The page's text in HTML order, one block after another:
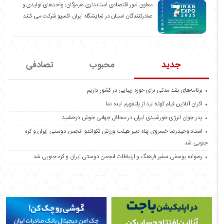
معاون امور اقتصادی استانداری هرمزگان: واحدهای تولیدی و
صادرکنندگان استان در نمایشگاه ایران اکسپو شرکت می کنند
جدید محبوب تصادفی
برنامه‌های بلند مدتی برای حوزه زیبایی در کشور داریم
اکران آنلاین فیلم کوتاه لید از پلتفورم ایده نما
پدر جوان انرژی خورشیدی ایران در محافل جهانی خوش درخشید
استاد وحیدرضا خسروی پناه دبیر هیئت ورزش تکواندو انجمن دوستی ایران و کره
جنوبی شد
رضوانه یوسفی سفیر فرهنگ و ارتباطات انجمن دوستی ایران و کره جنوبی شد